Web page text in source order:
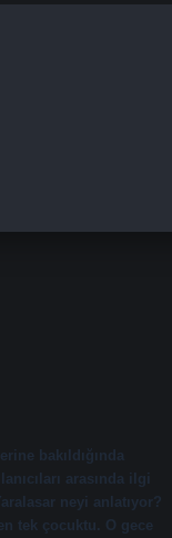
bakıldığında
arasında ilgi
neyi anlatıyor?
tek çocuktu. O gece